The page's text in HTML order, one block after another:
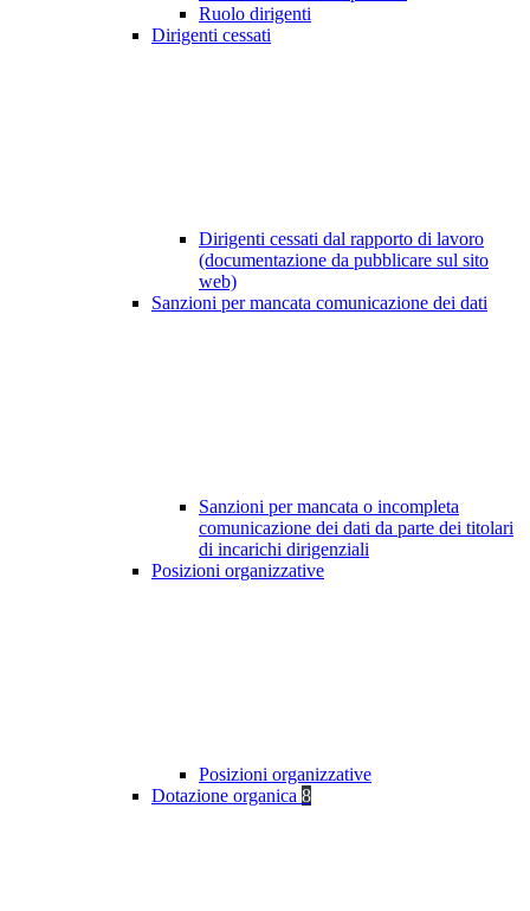
Ruolo dirigenti
Dirigenti cessati
Dirigenti cessati dal rapporto di lavoro
(documentazione da pubblicare sul sito
web)
Sanzioni per mancata comunicazione dei dati
Sanzioni per mancata o incompleta
comunicazione dei dati da parte dei titolari
di incarichi dirigenziali
Posizioni organizzative
Posizioni organizzative
Dotazione organica 8